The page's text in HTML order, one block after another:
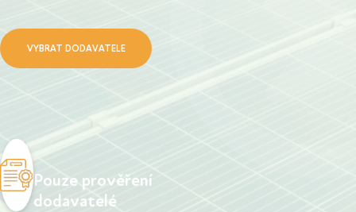
VYBRAT DODAVATELE
Pouze prověření
dodavatelé